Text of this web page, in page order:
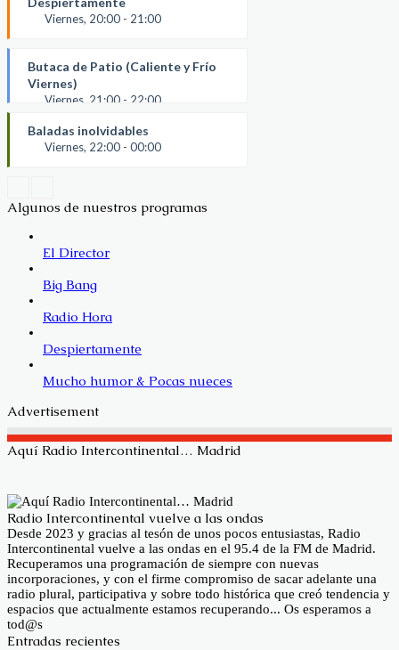
Viernes, 20:00 - 21:00
Butaca de Patio (Caliente y Frío
Viernes)
Viernes, 21:00 - 22:00
Butaca de Patio (Caliente y Frío
Viernes)
Baladas inolvidables
Viernes, 22:00 - 00:00
Algunos de nuestros programas
El Director
Big Bang
Radio Hora
Despiertamente
Mucho humor & Pocas nueces
Advertisement
Aquí Radio Intercontinental… Madrid
Radio Intercontinental vuelve a las ondas
Desde 2023 y gracias al tesón de unos pocos entusiastas, Radio
Intercontinental vuelve a las ondas en el 95.4 de la FM de Madrid.
Recuperamos una programación de siempre con nuevas
incorporaciones, y con el firme compromiso de sacar adelante una
radio plural, participativa y sobre todo histórica que creó tendencia y
espacios que actualmente estamos recuperando... Os esperamos a
tod@s
Entradas recientes